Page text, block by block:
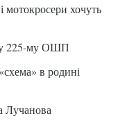
мотокросери хочуть
у 225-му ОШП
в родині
Лучанова